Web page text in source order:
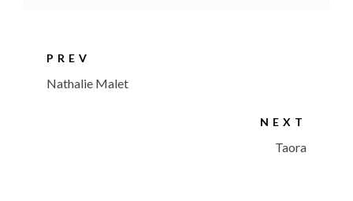
PREV
Nathalie Malet
NEXT
Taora